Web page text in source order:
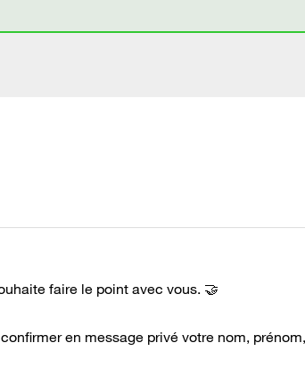
faire le point avec vous. 🤝
en message privé votre nom,